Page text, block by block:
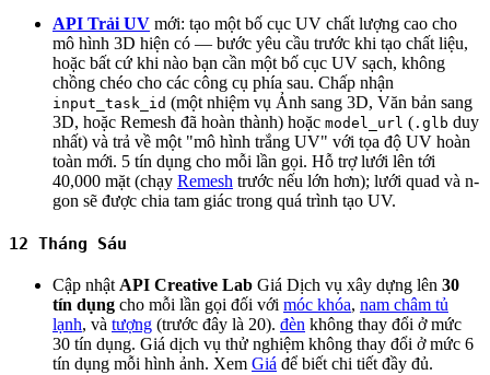
API Trải UV mới: tạo một bố cục UV chất lượng cao cho
mô hình 3D hiện có — bước yêu cầu trước khi tạo chất liệu,
hoặc bất cứ khi nào bạn cần một bố cục UV sạch, không
chồng chéo cho các công cụ phía sau. Chấp nhận
input_task_id (một nhiệm vụ Ảnh sang 3D, Văn bản sang
3D, hoặc Remesh đã hoàn thành) hoặc model_url ( .glb duy
nhất) và trả về một "mô hình trắng UV" với tọa độ UV hoàn
toàn mới. 5 tín dụng cho mỗi lần gọi. Hỗ trợ lưới lên tới
40,000 mặt (chạy Remesh trước nếu lớn hơn); lưới quad và n-
gon sẽ được chia tam giác trong quá trình tạo UV.
12 Tháng Sáu
Cập nhật API Creative Lab Giá Dịch vụ xây dựng lên 30
tín dụng cho mỗi lần gọi đối với móc khóa, nam châm tủ
lạnh, và tượng (trước đây là 20). đèn không thay đổi ở mức
30 tín dụng. Giá dịch vụ thử nghiệm không thay đổi ở mức 6
tín dụng mỗi hình ảnh. Xem Giá để biết chi tiết đầy đủ.